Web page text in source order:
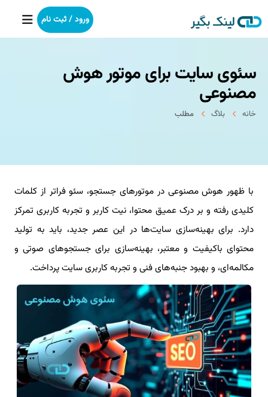
خانه
بکلینک
خدمات ما
درباره ما
آموزش
ورود / ثبت نام
سئوی سایت برای موتور هوش
مصنوعی
خانه بلاگ مطلب
با ظهور هوش مصنوعی در موتورهای جستجو، سئو فراتر از کلمات
کلیدی رفته و بر درک عمیق محتوا، نیت کاربر و تجربه کاربری تمرکز
دارد. برای بهینه‌سازی سایت‌ها در این عصر جدید، باید به تولید
محتوای باکیفیت و معتبر، بهینه‌سازی برای جستجوهای صوتی و
مکالمه‌ای، و بهبود جنبه‌های فنی و تجربه کاربری سایت پرداخت.